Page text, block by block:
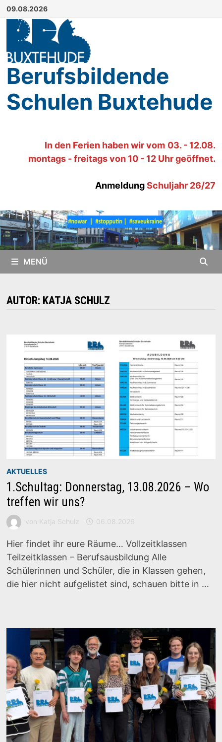
Zum
Inhalt
springen
09.08.2026
Berufsbildende
Schulen Buxtehude
In den Ferien haben wirvom 03. - 12.08.
montags - freitags von 10 - 12 Uhr geöffnet.
AnmeldungSchuljahr 26/27
MENÜ
AUTOR: KATJA SCHULZ
AKTUELLES
1.Schultag: Donnerstag, 13.08.2026 – Wo
treffen wir uns?
von Katja Schulz 06.08.2026
Hier findet ihr eure Räume… Vollzeitklassen
Teilzeitklassen – Berufsausbildung Alle
Schülerinnen und Schüler, die in Klassen gehen,
die hier nicht aufgelistet sind, schauen bitte in …